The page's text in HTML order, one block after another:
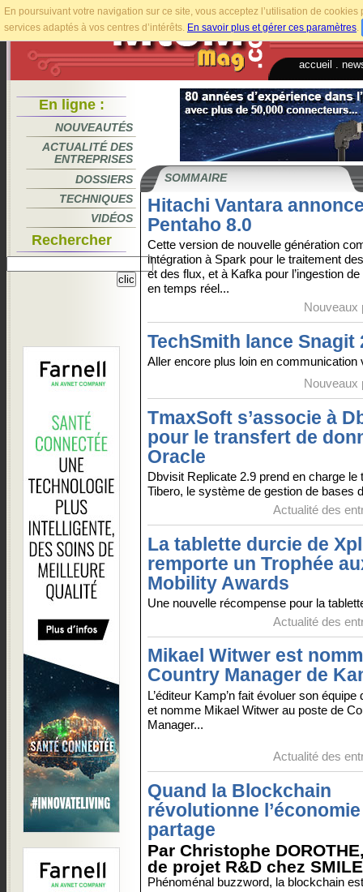
En poursuivant votre navigation sur ce site, vous acceptez l’utilisation de
services adaptés à vos centres d’intérêts. En savoir plus et gérer ces paramètres.
accueil
En ligne :
NOUVEAUTÉS
ACTUALITÉ DES
ENTREPRISES
DOSSIERS
TECHNIQUES
VIDÉOS
Rechercher
SOMMAIRE
Hitachi Vantara
Pentaho 8.0
Cette version de nouvelle génération
intégration à Spark pour le traitement
et des flux, et à Kafka pour l’ingestion
en temps réel...
Nouveaux
TechSmith lance Snagit
Aller encore plus loin en communication
Nouveaux
TmaxSoft s’associe à
pour le transfert de
Oracle
Dbvisit Replicate 2.9 prend en charge
Tibero, le système de gestion de bases
Actualité des
La tablette durcie de
remporte un Trophée
Mobility Awards
Une nouvelle récompense pour la
Actualité des
Mikael Witwer est
Country Manager de
L’éditeur Kamp’n fait évoluer son équipe
et nomme Mikael Witwer au poste de
Manager...
Actualité des
Quand la Blockchain
révolutionne
partage
Par Christophe
de projet R&D chez SMILE
Phénoménal buzzword, la blockchain